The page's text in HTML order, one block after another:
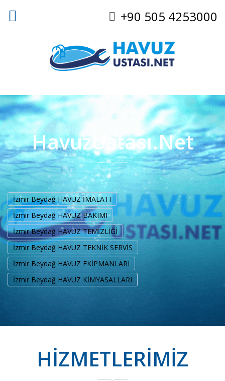
+90 505 4253000
HavuzUstası.Net
İzmir Beydağ HAVUZ İMALATI
İzmir Beydağ HAVUZ BAKIMI
İzmir Beydağ HAVUZ TEMİZLİĞİ
İzmir Beydağ HAVUZ TEKNİK SERVİS
İzmir Beydağ HAVUZ EKİPMANLARI
İzmir Beydağ HAVUZ KİMYASALLARI
HİZMETLERİMİZ